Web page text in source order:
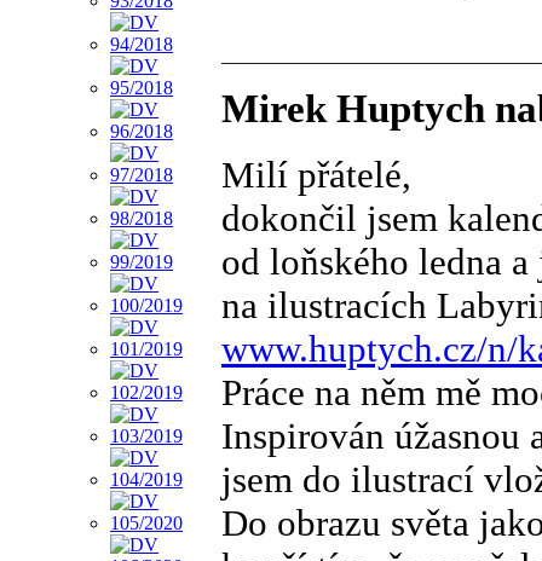
Mirek Huptych
Milí přátelé,
dokončil jsem
od loňského ledna
na ilustracích
www.huptych.cz/n/
Práce na něm mě
Inspirován úžasnou
jsem do ilustrací
Do obrazu světa